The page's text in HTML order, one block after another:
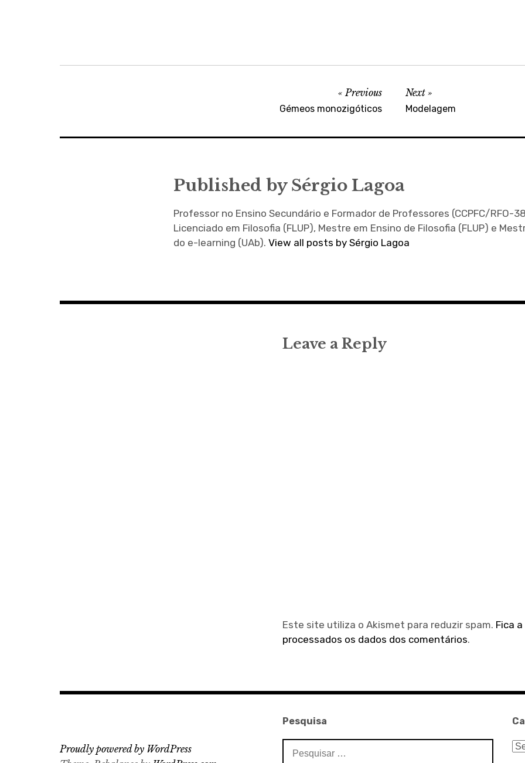
Previous
Gémeos monozigóticos
Next
Modelagem
Published by Sérgio Lagoa
Professor no Ensino Secundário e Formador de Professores (CCPFC/RFO-
Licenciado em Filosofia (FLUP), Mestre em Ensino de Filosofia (FLUP) e
do e-learning (UAb). View all posts by Sérgio Lagoa
Leave a Reply
Este site utiliza o Akismet para reduzir spam. Fica
processados os dados dos comentários.
Pesquisa
por:
Proudly powered by WordPress